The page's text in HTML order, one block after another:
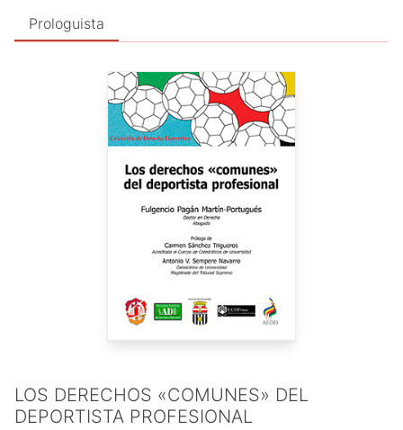
Prologuista
LOS DERECHOS «COMUNES» DEL
DEPORTISTA PROFESIONAL